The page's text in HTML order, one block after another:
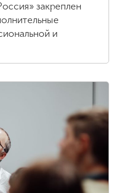
закреплен
и